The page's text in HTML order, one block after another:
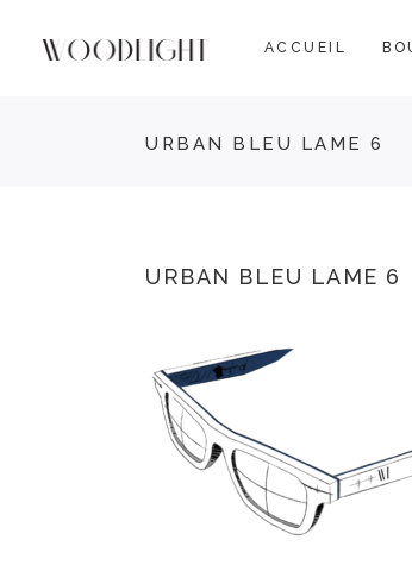
ACCUEIL
URBAN BLEU LAME 6
URBAN BLEU LAME 6